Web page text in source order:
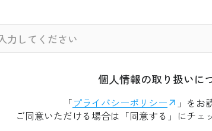
個人情報の取り扱いに
「プライバシーポリシー
」をお
ご同意いただける場合は「同意する」にチェ